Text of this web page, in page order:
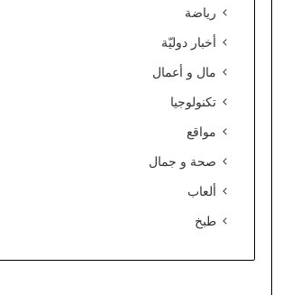
م
ح
رياضة
أخبار دوليّة
مال و أعمال
تكنولوجيا
مواقع
صحة و جمال
ألعاب
طبخ